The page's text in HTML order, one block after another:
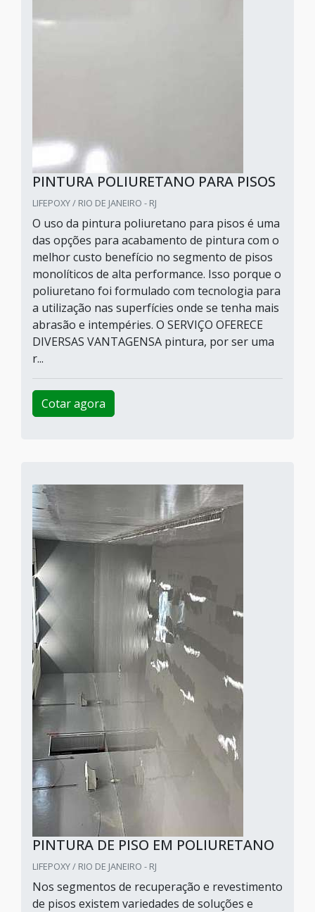
PINTURA POLIURETANO PARA PISOS
LIFEPOXY / RIO DE JANEIRO - RJ
O uso da pintura poliuretano para pisos é uma
das opções para acabamento de pintura com o
melhor custo benefício no segmento de pisos
monolíticos de alta performance. Isso porque o
poliuretano foi formulado com tecnologia para
a utilização nas superfícies onde se tenha mais
abrasão e intempéries. O SERVIÇO OFERECE
DIVERSAS VANTAGENSA pintura, por ser uma
r...
Cotar agora
PINTURA DE PISO EM POLIURETANO
LIFEPOXY / RIO DE JANEIRO - RJ
Nos segmentos de recuperação e revestimento
de pisos existem variedades de soluções e